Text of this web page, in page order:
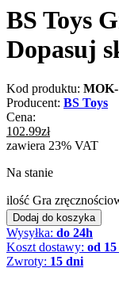
BS Toys
Dopasuj
Kod produktu:
Producent: BS Toys
Cena:
102.99zł
zawiera 23% VAT
Na stanie
ilość Gra
Dodaj do koszyka
Wysyłka: do 24h
Koszt dostawy: od 15
Zwroty: 15 dni